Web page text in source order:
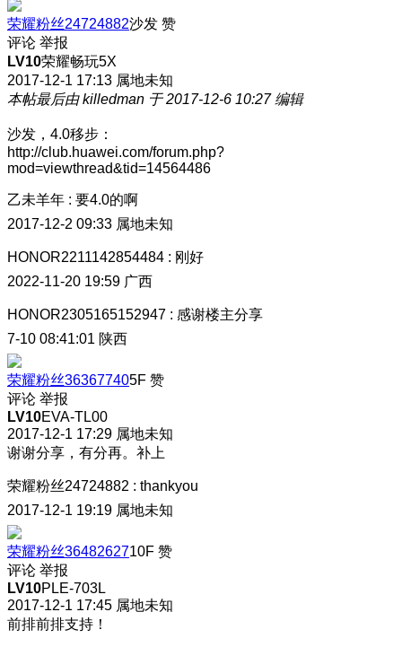
荣耀粉丝24724882沙发 赞
评论 举报
LV10荣耀畅玩5X
2017-12-1 17:13 属地未知
本帖最后由 killedman 于 2017-12-6 10:27 编辑
沙发，4.0移步：
http://club.huawei.com/forum.php?
mod=viewthread&tid=14564486
乙未羊年 : 要4.0的啊
2017-12-2 09:33 属地未知
HONOR2211142854484 : 刚好
2022-11-20 19:59 广西
HONOR2305165152947 : 感谢楼主分享
7-10 08:41:01 陕西
荣耀粉丝363677405F 赞
评论 举报
LV10EVA-TL00
2017-12-1 17:29 属地未知
谢谢分享，有分再。补上
荣耀粉丝24724882 : thankyou
2017-12-1 19:19 属地未知
荣耀粉丝3648262710F 赞
评论 举报
LV10PLE-703L
2017-12-1 17:45 属地未知
前排前排支持！